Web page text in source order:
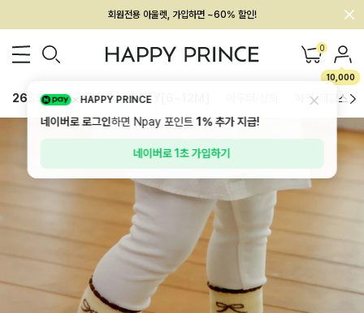
회원전용 아울렛, 가입하면 ~60% 할인!
멤버십 최대 28,000원 혜택 0
10,000
26SS 신상 BEST BABY[6~12M] 하의/레깅스
HAPPY PRINCE
네이버로 로그인하면 Npay 포인트1%추가 지급!
네이버로 1초 가입하기